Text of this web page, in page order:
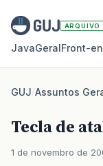
ARQUIVO
JavaGeral
GUJ/Assuntos
Tecla de
1 de novembro de